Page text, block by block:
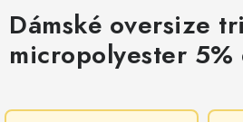
PRO DĚTI
DOPLŇKY
PRO PÁRY
Dámské oversize
micropolyester 5%